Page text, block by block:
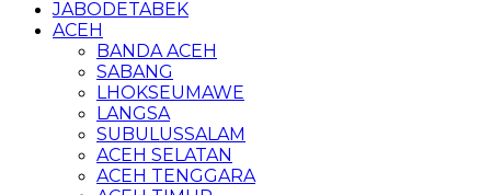
JABODETABEK
ACEH
BANDA ACEH
SABANG
LHOKSEUMAWE
LANGSA
SUBULUSSALAM
ACEH SELATAN
ACEH TENGGARA